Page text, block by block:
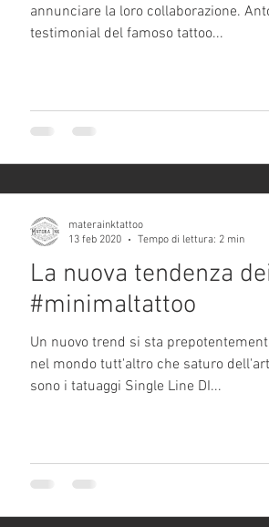
annunciare la loro collaborazione.
testimonial del famoso tattoo...
La nuova tendenza
#minimaltattoo
Un nuovo trend si sta
nel mondo tutt'altro che saturo
sono i tatuaggi Single Line DI...
materainktattoo
13 feb 2020
Tempo di lettura: 2 min